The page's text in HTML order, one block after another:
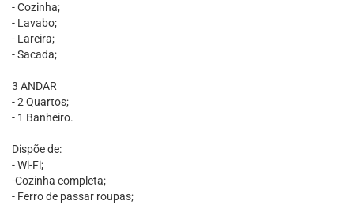
- Cozinha;
- Lavabo;
- Lareira;
- Sacada;
3 ANDAR
- 2 Quartos;
- 1 Banheiro.
Dispõe de:
- Wi-Fi;
-Cozinha completa;
- Ferro de passar roupas;